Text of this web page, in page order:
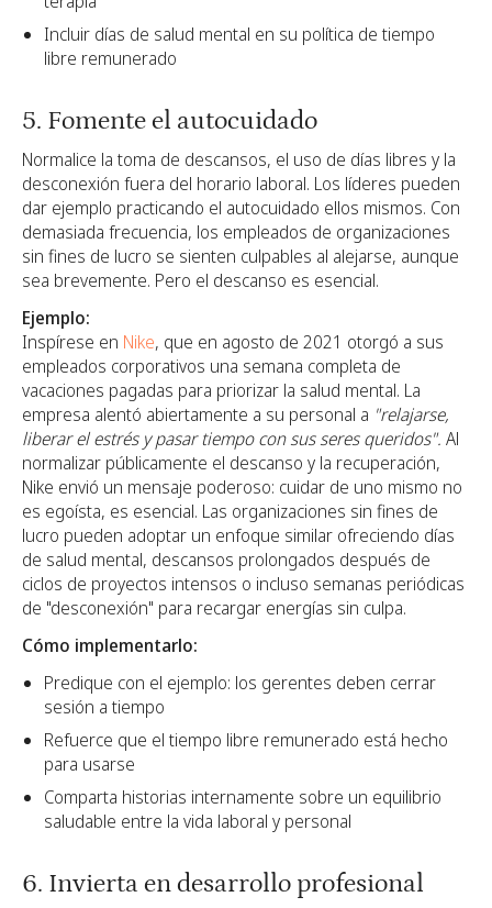
Incluir días de salud mental en su política de tiempo
libre remunerado
5. Fomente el autocuidado
Normalice la toma de descansos, el uso de días libres y la
desconexión fuera del horario laboral. Los líderes pueden
dar ejemplo practicando el autocuidado ellos mismos. Con
demasiada frecuencia, los empleados de organizaciones
sin fines de lucro se sienten culpables al alejarse, aunque
sea brevemente. Pero el descanso es esencial.
Ejemplo:
Inspírese en Nike, que en agosto de 2021 otorgó a sus
empleados corporativos una semana completa de
vacaciones pagadas para priorizar la salud mental. La
empresa alentó abiertamente a su personal a "relajarse,
liberar el estrés y pasar tiempo con sus seres queridos". Al
normalizar públicamente el descanso y la recuperación,
Nike envió un mensaje poderoso: cuidar de uno mismo no
es egoísta, es esencial. Las organizaciones sin fines de
lucro pueden adoptar un enfoque similar ofreciendo días
de salud mental, descansos prolongados después de
ciclos de proyectos intensos o incluso semanas periódicas
de "desconexión" para recargar energías sin culpa.
Cómo implementarlo:
Predique con el ejemplo: los gerentes deben cerrar
sesión a tiempo
Refuerce que el tiempo libre remunerado está hecho
para usarse
Comparta historias internamente sobre un equilibrio
saludable entre la vida laboral y personal
6. Invierta en desarrollo profesional